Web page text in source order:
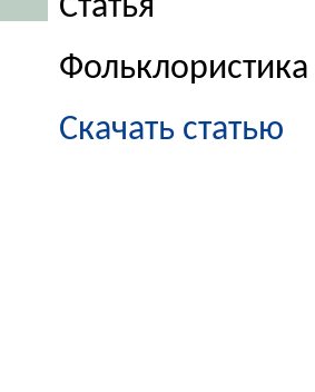
Статья
Фольклористика
Скачать статью